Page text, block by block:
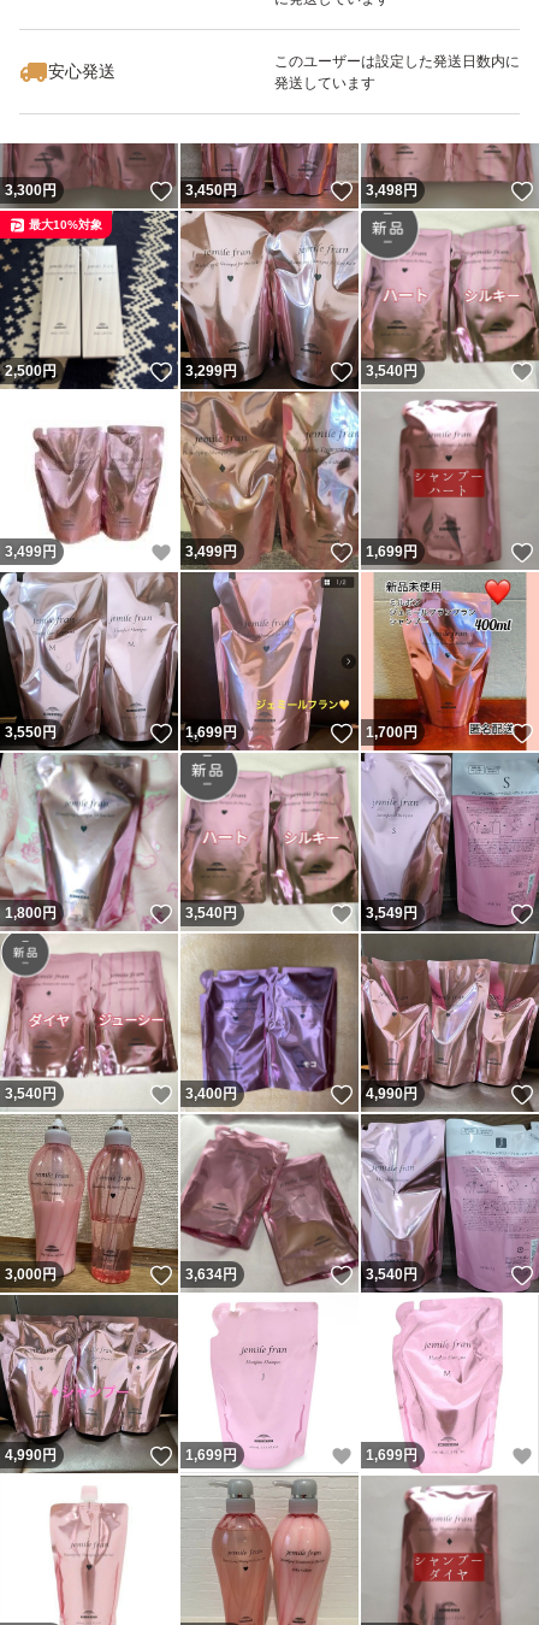
安心発送
このユーザーは設定した発送日数内に
発送しています
いいね！
3,498
3,300円 いいね！
3,450円 いいね！
3,498円
2,500円 いいね！
最大10%対象
3,299円 いいね！
3,540円
3,499円 いいね！
3,499円 いいね！
1,699円
3,550円 いいね！
1,699円 いいね！
1,700円
1,800円 いいね！
3,540円 いいね！
3,549円
3,540円 いいね！
3,400円 いいね！
4,990円
3,000円 いいね！
3,634円 いいね！
3,540円
4,990円 いいね！
1,699円 いいね！
1,699円